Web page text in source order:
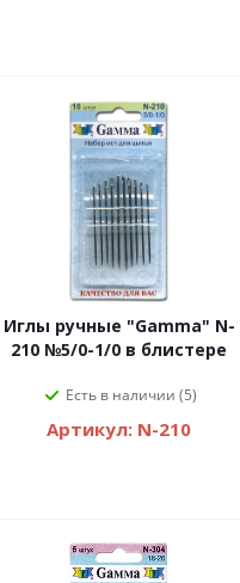
Иглы ручные "Gamma" N-
210 №5/0-1/0 в блистере
Есть в наличии (5)
Артикул: N-210